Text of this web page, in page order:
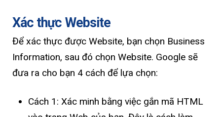
Xác thực Website
Để xác thực được Website, bạn chọn Business
Information, sau đó chọn Website. Google sẽ
đưa ra cho bạn 4 cách để lựa chọn:
Cách 1: Xác minh bằng việc gắn mã HTML